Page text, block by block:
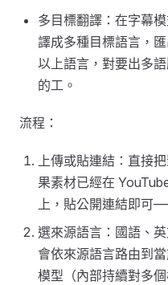
多目標翻譯：在字幕
譯成多種目標語言，
以上語言，對要出多
的工。
流程：
上傳或貼連結：直接
果素材已經在
上，貼公開連結即可
選來源語言：國語、
會依來源語言路由到
模型（內部持續對多